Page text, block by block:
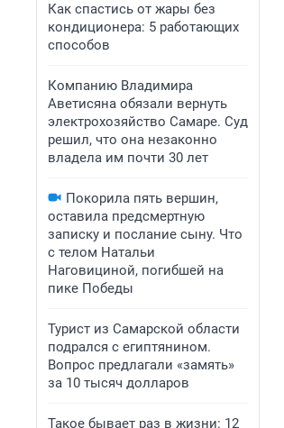
Как спастись от жары без
кондиционера: 5 работающих
способов
Компанию Владимира
Аветисяна обязали вернуть
электрохозяйство Самаре. Суд
решил, что она незаконно
владела им почти 30 лет
Покорила пять вершин,
оставила предсмертную
записку и послание сыну. Что
с телом Натальи
Наговициной, погибшей на
пике Победы
Турист из Самарской области
подрался с египтянином.
Вопрос предлагали «замять»
за 10 тысяч долларов
Такое бывает раз в жизни: 12